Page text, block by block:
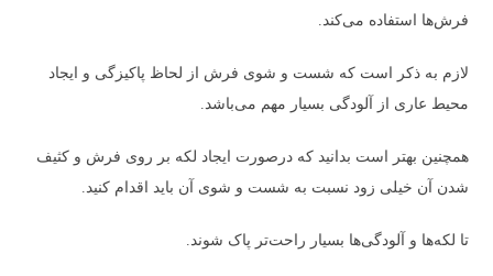
فرش‌ها استفاده می‌کند.
لازم به ذکر است که شست و شوی فرش از لحاظ پاکیزگی و ایجاد
محیط عاری از آلودگی بسیار مهم می‌باشد.
همچنین بهتر است بدانید که درصورت ایجاد لکه بر روی فرش و کثیف
شدن آن خیلی زود نسبت به شست و شوی آن باید اقدام کنید.
تا لکه‌ها و آلودگی‌ها بسیار راحت‌تر پاک شوند.